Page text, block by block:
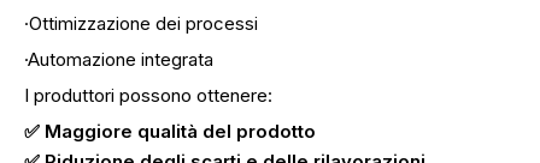
·Ottimizzazione dei processi
·Automazione integrata
I produttori possono ottenere:
✅ Maggiore qualità del prodotto